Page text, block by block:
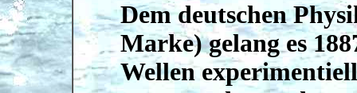
Dem deutschen
Marke) gelang es
Wellen